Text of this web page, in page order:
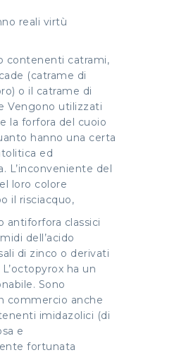
reali virtù
contenenti catrami,
(catrame di
o il catrame di
Vengono utilizzati
la forfora del cuoio
hanno una certa
ed
L’inconveniente del
loro colore
il risciacquo,
antiforfora classici
dell’acido
di zinco o derivati
ha un
Sono
commercio anche
imidazolici (di
e
fortunata